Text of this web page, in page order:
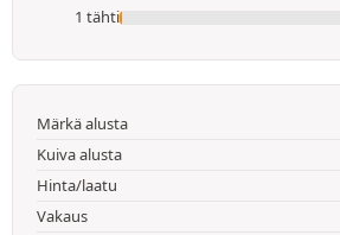
1 tähti
Märkä alusta
Kuiva alusta
Hinta/laatu
Vakaus